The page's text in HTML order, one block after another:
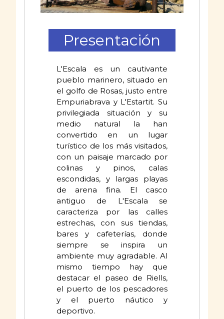
Presentación
L'Escala es un cautivante
pueblo marinero, situado en
el golfo de Rosas, justo entre
Empuriabrava y L'Estartit. Su
privilegiada situación y su
medio natural la han
convertido en un lugar
turístico de los más visitados,
con un paisaje marcado por
colinas y pinos, calas
escondidas, y largas playas
de arena fina. El casco
antiguo de L'Escala se
caracteriza por las calles
estrechas, con sus tiendas,
bares y cafeterías, donde
siempre se inspira un
ambiente muy agradable. Al
mismo tiempo hay que
destacar el paseo de Riells,
el puerto de los pescadores
y el puerto náutico y
deportivo.